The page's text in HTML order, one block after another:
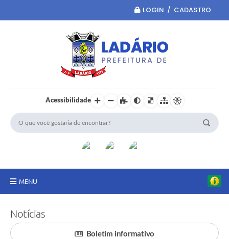
LOGIN / CADASTRO
Acessibilidade
MENU
Portal da Transparência
Notícias
Boletim informativo